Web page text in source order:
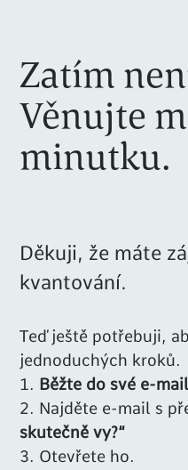
Zatím
Věnujte
minutku.
Děkuji, že máte
kvantování.
Teď ještě potřebuji,
jednoduchých kroků.
Běžte do své e-
Najděte e-mail s
skutečně vy?“
Otevřete ho.